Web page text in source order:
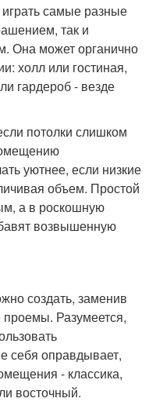
самые разные
так и
Она может органично
холл или гостиная,
гардероб - везде
потолки слишком
уютнее, если низкие
объем. Простой
а в роскошную
возвышенную
создать, заменив
Разумеется,
себя оправдывает,
- классика,
восточный.